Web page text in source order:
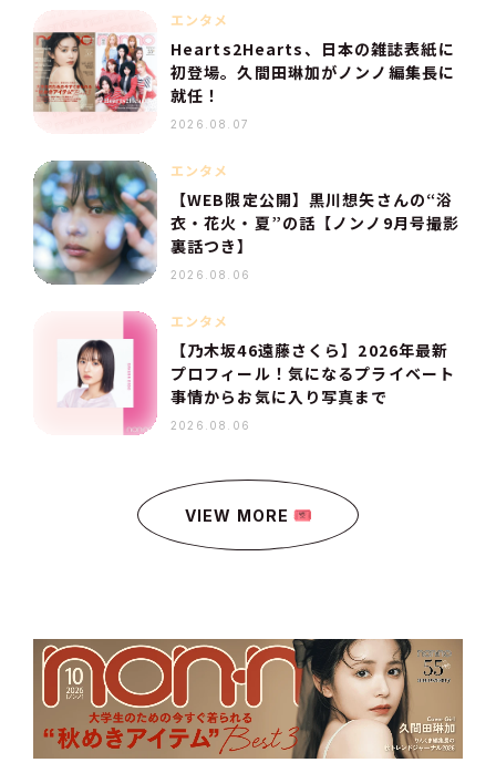
エンタメ
Hearts2Hearts、日本の雑誌表紙に
初登場。久間田琳加がノンノ編集長に
就任！
2026.08.07
エンタメ
【WEB限定公開】黒川想矢さんの“浴
衣・花火・夏”の話【ノンノ9月号撮影
裏話つき】
2026.08.06
エンタメ
【乃木坂46遠藤さくら】2026年最新
プロフィール！気になるプライベート
事情からお気に入り写真まで
2026.08.06
VIEW MORE